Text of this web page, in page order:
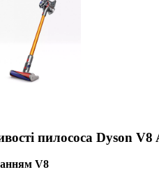
пилососа Dyson V8
V8